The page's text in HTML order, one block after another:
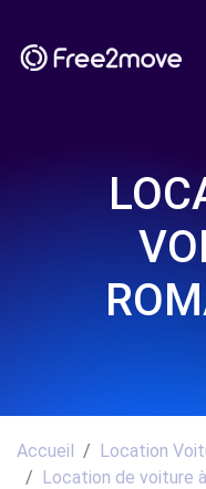
Accueil
Location
Location de voiture